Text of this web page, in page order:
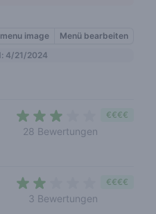
image
Menü bearbeiten
4/21/2024
28 Bewertungen
€€€€
3 Bewertungen
€€€€